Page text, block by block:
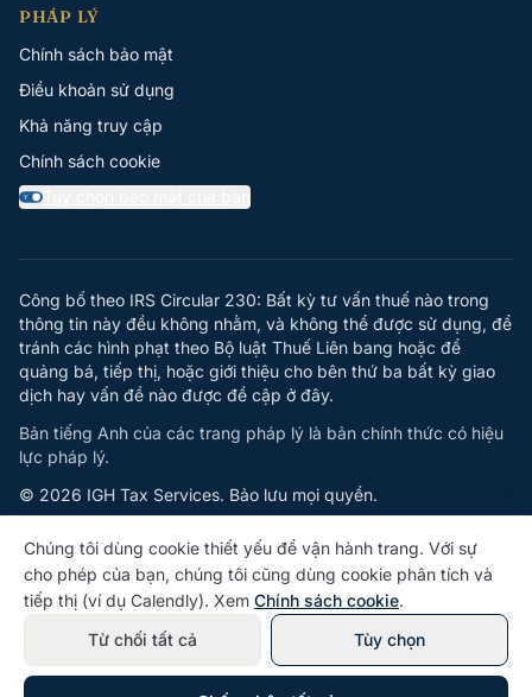
PHÁP LÝ
Chính sách bảo mật
Điều khoản sử dụng
Khả năng truy cập
Chính sách cookie
Y
Công bố theo IRS Circular 230: Bất kỳ tư vấn thuế nào trong
thông tin này đều không nhằm, và không thể được sử dụng, để
tránh các hình phạt theo Bộ luật Thuế Liên bang hoặc để
quảng bá, tiếp thị, hoặc giới thiệu cho bên thứ ba bất kỳ giao
dịch hay vấn đề nào được đề cập ở đây.
Bản tiếng Anh của các trang pháp lý là bản chính thức có hiệu
lực pháp lý.
© 2026 IGH Tax Services. Bảo lưu mọi quyền.
Chúng tôi dùng cookie thiết yếu để vận hành trang. Với sự
cho phép của bạn, chúng tôi cũng dùng cookie phân tích và
tiếp thị (ví dụ Calendly). Xem Chính sách cookie.
Từ chối tất cả
Tùy chọn